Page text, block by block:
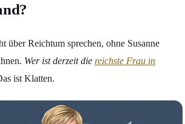
über Reichtum sprechen, ohne Susanne
Wer ist derzeit die reichste Frau in
ist Klatten.